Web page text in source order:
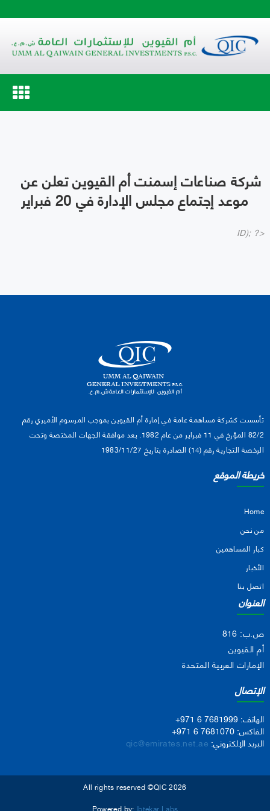
Toggle
navigation
شركة صناعات إسمنت أم القيوين تعلن عن
موعد إجتماع مجلس الإدارة في 20 فبراير
ID); ?>
تأسست كشركة مساهمة عامة في إمارة أم القيوين بموجب المرسوم الأميري رقم
82/2 المؤرخ في 11 فبراير من عام 1982. بعد موافقة الجهات المختصة وتحت
الرخصة التجارية رقم (14) الصادرة بتاريخ 1983/11/27
خريطة الموقع
Home
من نحن
كبار المساهمين
الأخبار
اتصل بنا
العنوان
ص.ب: 816
أم القيوين
الإمارات العربية المتحدة
الإتصال
الهاتف: +971 6 7681999
الفاكس: +971 6 7681070
البريد الإلكتروني: qic@emirates.net.ae
All rights reserved ©QIC 2026
Powered by: Ibtekar Labs